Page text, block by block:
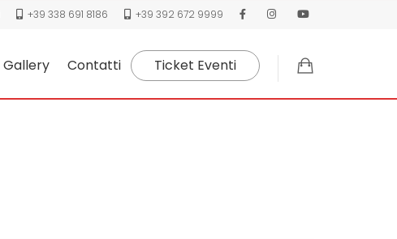
+39 338 691 8186 +39 392 672 9999
Gallery Contatti Ticket Eventi